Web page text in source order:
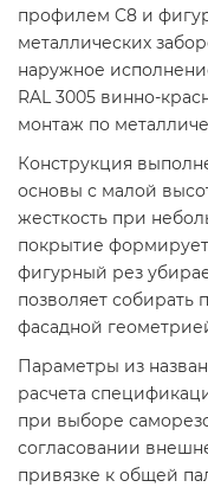
профилем C8 и
металлических
наружное
RAL 3005 винно-
монтаж по
Конструкция
основы с малой
жесткость при
покрытие
фигурный рез
позволяет
фасадной
Параметры из
расчета
при выборе
согласовании
привязке к общей